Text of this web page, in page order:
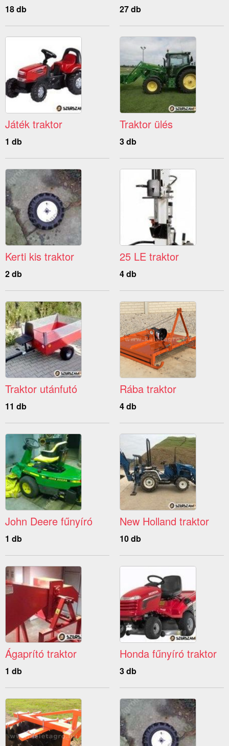
18 db 27 db
Játék traktor
1 db
Traktor ülés
3 db
Kerti kis traktor
2 db
25 LE traktor
4 db
Traktor utánfutó
11 db
Rába traktor
4 db
John Deere fűnyíró
1 db
New Holland traktor
10 db
Ágaprító traktor
1 db
Honda fűnyíró traktor
3 db